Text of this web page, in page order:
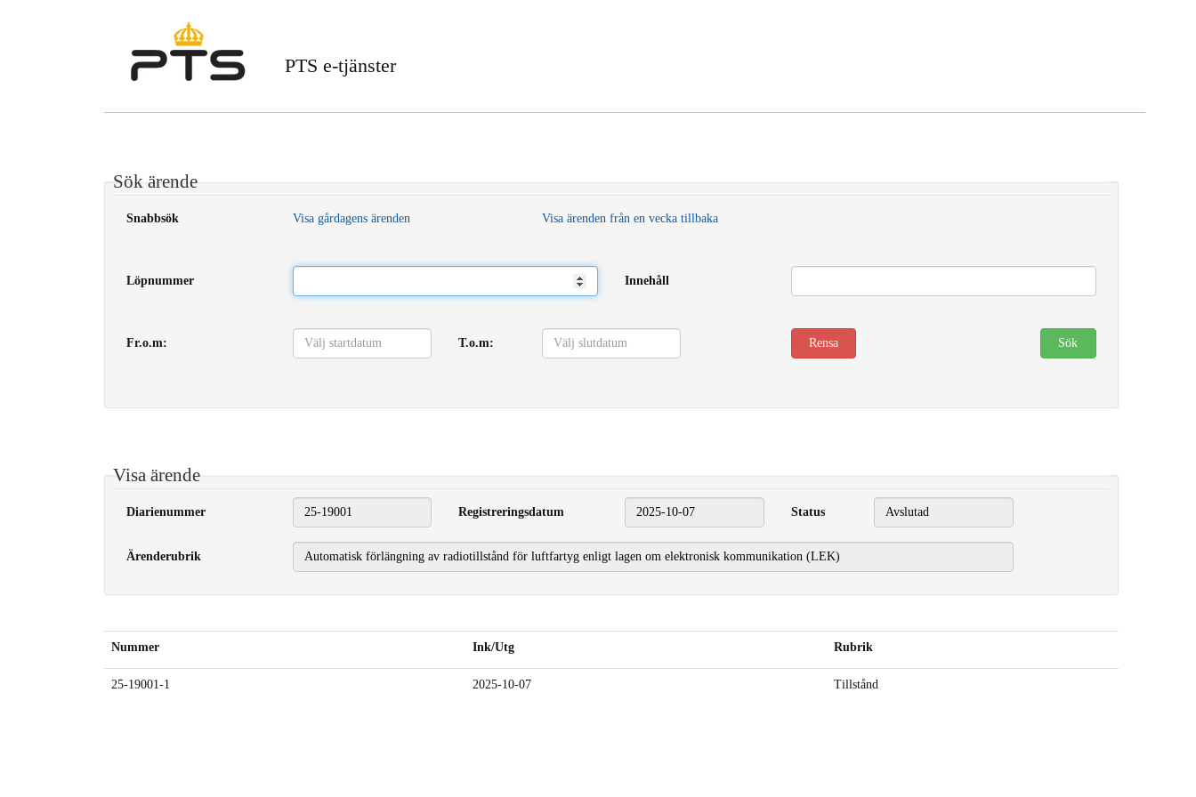
PTS e-tjänster
Sök ärende
Snabbsök Visa gårdagens ärenden Visa ärenden från en vecka tillbaka
Löpnummer Innehåll
Fr.o.m: T.o.m:
Visa ärende
Diarienummer Registreringsdatum 2025-10-07 Status
Ärenderubrik
Nummer Ink/Utg Rubrik
25-19001-1 2025-10-07 Tillstånd